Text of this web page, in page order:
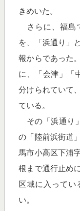
きめいた。
さらに、福島
を、「浜通り」
報からであった
に、「会津」「
分けられていて
ている。
その「浜通り
の「陸前浜街道
馬市小高区下浦
根まで通行止め
区域に入ってい
い。